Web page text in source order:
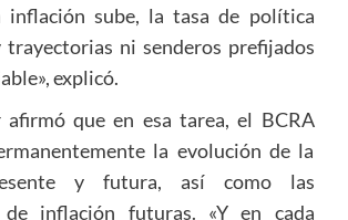
inflación sube, la tasa de política
trayectorias ni senderos prefijados
explicó.
afirmó que en esa tarea, el BCRA
la evolución de la
y futura, así como las
de inflación futuras. «Y en cada